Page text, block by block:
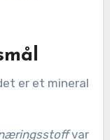
er et mineral
var